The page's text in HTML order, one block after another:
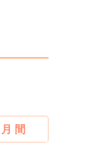
月 間